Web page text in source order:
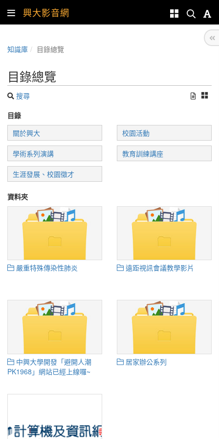
興大影音網
知識庫 目錄總覽
目錄總覽
搜尋
目錄
關於興大
校園活動
學術系列演講 教育訓練講座
生涯發展、校園徵才
資料夾
嚴重特殊傳染性肺炎 遠距視訊會議教學影片
中興大學開發「避開人潮
PK1968」網站已經上線囉~
居家辦公系列